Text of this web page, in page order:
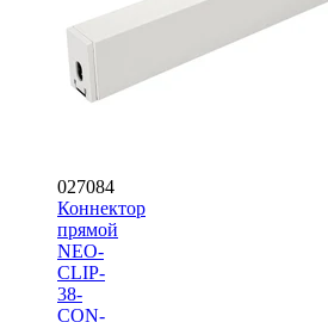
027084
Коннектор
прямой
NEO-
CLIP-
38-
CON-